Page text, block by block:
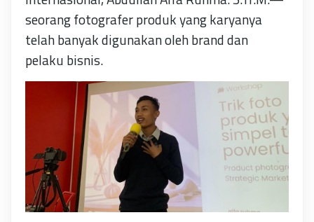
seorang fotografer produk yang karyanya
telah banyak digunakan oleh brand dan
pelaku bisnis.